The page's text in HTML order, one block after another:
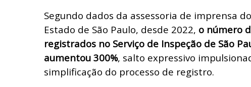
Segundo dados da assessoria de imprensa
Estado de São Paulo, desde 2022, o número
registrados no Serviço de Inspeção de São
aumentou 300%, salto expressivo
simplificação do processo de registro.